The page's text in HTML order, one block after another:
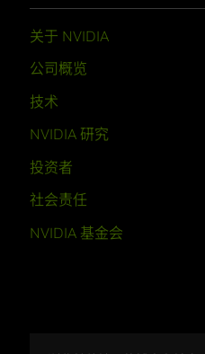
关于 NVIDIA
公司概览
技术
NVIDIA 研究
投资者
社会责任
NVIDIA 基金会